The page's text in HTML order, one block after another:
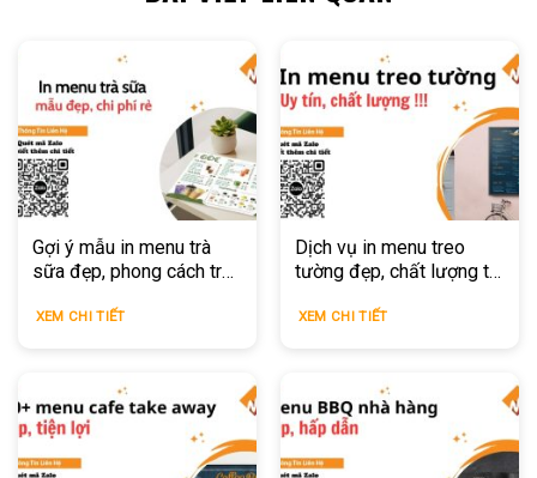
Gợi ý mẫu in menu trà
sữa đẹp, phong cách trẻ
XEM CHI TIẾT
Dịch vụ in menu treo
tường đẹp, chất lượng tại
XEM CHI TIẾT